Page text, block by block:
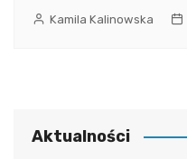
Kamila Kalinowska
Aktualności